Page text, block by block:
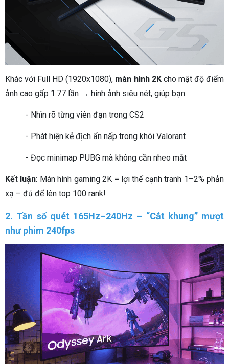
Khác với Full HD (1920x1080), màn hình 2Kcho mật độ điểm
ảnh cao gấp 1.77 lần → hình ảnh siêu nét, giúp bạn:
- Nhìn rõ từng viên đạn trong CS2
- Phát hiện kẻ địch ẩn nấp trong khói Valorant
- Đọc minimap PUBG mà không cần nheo mắt
Kết luận: Màn hình gaming 2K = lợi thế cạnh tranh 1–2% phản
xạ – đủ để lên top 100 rank!
2. Tần số quét 165Hz–240Hz – “Cắt khung” mượt
như phim 240fps